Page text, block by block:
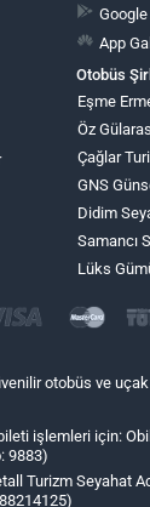
App
Otobüs
Eşme
Öz
Çağlar
GNS
Didim
Samancı
Lüks
otobüs ve
işlemleri için:
9883)
Turizm Seyahat